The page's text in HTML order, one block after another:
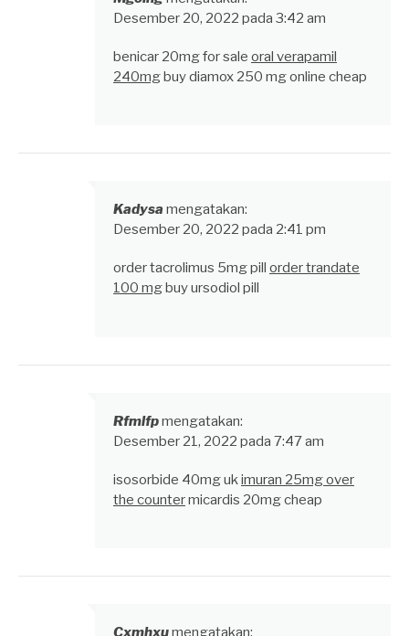
Desember 20, 2022 pada 3:42 am
benicar 20mg for sale oral verapamil
240mgbuy diamox 250 mg online cheap
Kadysa mengatakan:
Desember 20, 2022 pada 2:41 pm
order tacrolimus 5mg pill order trandate
100 mg buy ursodiol pill
Rfmlfpmengatakan:
Desember 21, 2022 pada 7:47 am
isosorbide 40mg ukimuran 25mg over
the countermicardis 20mg cheap
Cxmhxumengatakan: